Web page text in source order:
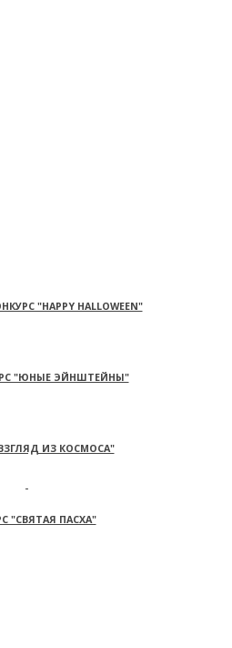
"HAPPY HALLOWEEN"
"ЮНЫЕ ЭЙНШТЕЙНЫ"
ИЗ КОСМОСА"
"СВЯТАЯ ПАСХА"